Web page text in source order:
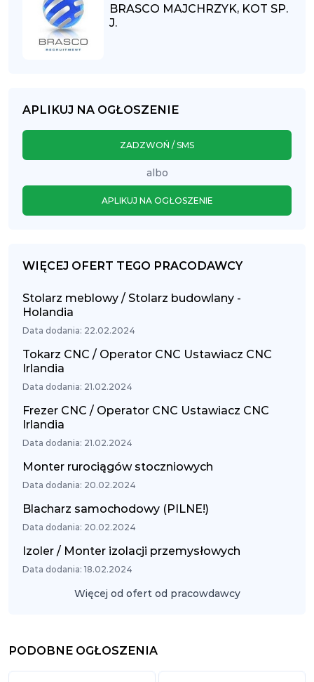
BRASCO MAJCHRZYK, KOT SP.
J.
APLIKUJ NA OGŁOSZENIE
ZADZWOŃ / SMS
albo
APLIKUJ NA OGŁOSZENIE
WIĘCEJ OFERT TEGO PRACODAWCY
Stolarz meblowy / Stolarz budowlany -
Holandia
Data dodania: 22.02.2024
Tokarz CNC / Operator CNC Ustawiacz CNC
Irlandia
Data dodania: 21.02.2024
Frezer CNC / Operator CNC Ustawiacz CNC
Irlandia
Data dodania: 21.02.2024
Monter rurociągów stoczniowych
Data dodania: 20.02.2024
Blacharz samochodowy (PILNE!)
Data dodania: 20.02.2024
Izoler / Monter izolacji przemysłowych
Data dodania: 18.02.2024
Więcej od ofert od pracowdawcy
PODOBNE OGŁOSZENIA